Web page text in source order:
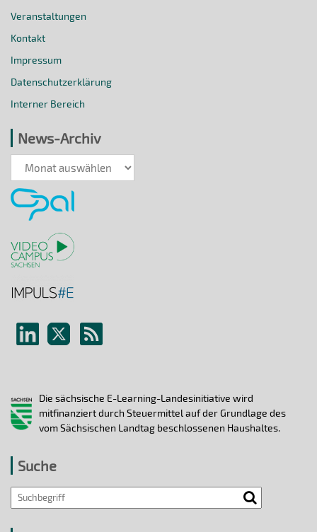
Veranstaltungen
Kontakt
Impressum
Datenschutzerklärung
Interner Bereich
News-Archiv
News-
Archiv
Die sächsische E-Learning-Landesinitiative wird
mitfinanziert durch Steuermittel auf der Grundlage des
vom Sächsischen Landtag beschlossenen Haushaltes.
Suche